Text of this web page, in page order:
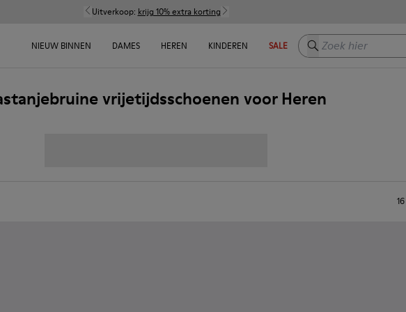
Uitverkoop: krijg 10% extra korting
NIEUW BINNEN DAMES HEREN KINDEREN SALE Zoek hier
vrijetijdsschoenen voor Heren
16